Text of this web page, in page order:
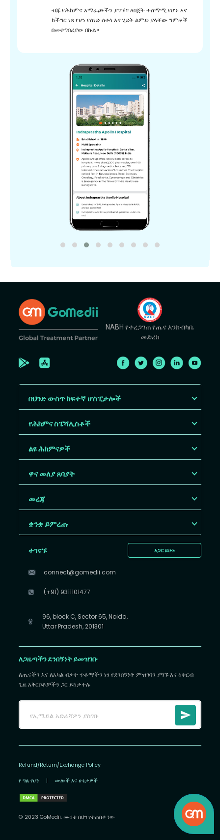
ብጁ የሕክምና አማራጮችን ያግኙ። ለበጀት ተስማሚ የሆኑ እና
ከችግር ነጻ የሆነ የሰነድ ሰቀላ እና ሂደት ልምድ ያላቸው ግምቶች
በመተግበሪያው በኩል።
NABH የተረጋገጠ የጤና እንክብካቤ
መድረክ
በህንድ ውስጥ ከፍተኛ ሆስፒታሎች
የሕክምና ስፔሻሊስቶች
ልዩ ሕክምናዎች
ዋና መለያ ጸባያት
መረጃ
ቋንቋ ይምረጡ
አጋር ይሁኑ
ተገናኙ
connect@gomedii.com
(+91) 9311101477
96, block C, Sector 65, Noida,
Uttar Pradesh, 201301
ለጋዜጣችን ደንበኝነት ይመዝገቡ
ለጤናችን እና ለአካል ብቃት ጥቆማችን ነፃ የደንበኝነት ምዝገባን ያግኙ እና ከቅርብ
ጊዜ አቅርቦቶቻችን ጋር ይከታተሉ
Refund/Return/Exchange Policy
የ ግል የሆነ | ውሎች እና ሁኔታዎች
© 2023 GoMedii. መብቱ በህግ የተጠበቀ ነው